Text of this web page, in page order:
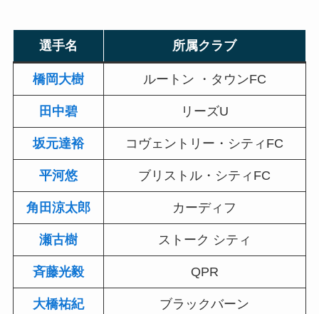
選手名 所属クラブ
橋岡大樹 ルートン ・タウンFC
田中碧 リーズU
坂元達裕 コヴェントリー・シティFC
平河悠 ブリストル・シティFC
角田涼太郎 カーディフ
瀬古樹 ストーク シティ
斉藤光毅 QPR
大橋祐紀 ブラックバーン